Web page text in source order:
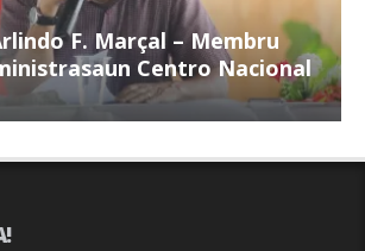
F. Marçal – Membru
Centro Nacional